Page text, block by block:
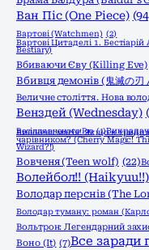
Ван Піс (One Piece)
Вартові (Watchmen) (2)
Вартові Цитаделі 1.
Bestiary)
Вбиваючи Єву (Killing Eve)
Вбивця демонів (鬼滅の
Величне століття. Нова
Венздей (Wednesday)
Весілля вченого Рю (1)
Вишнева магія! Якщо в
чарівником? (Cherry Magic!
Wizard?!)
Вовченя (Teen wolf) (22)
Волейбол!! (Haikyuu!!)
Володар перснів (The
Володар туману: роман
Вольтрон: Легендарний
Воно (It) (7)Все заради